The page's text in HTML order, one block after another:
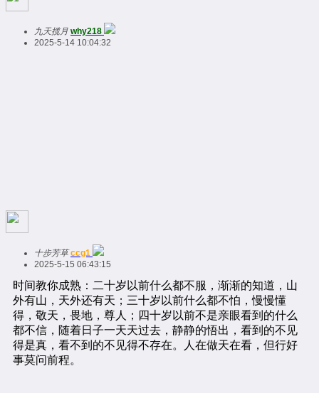
九天揽月 why218
2025-5-14 10:04:32
十步芳草 ccg1
2025-5-15 06:43:15